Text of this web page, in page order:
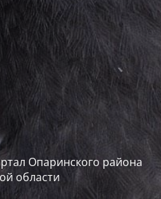
Опаринского района
области